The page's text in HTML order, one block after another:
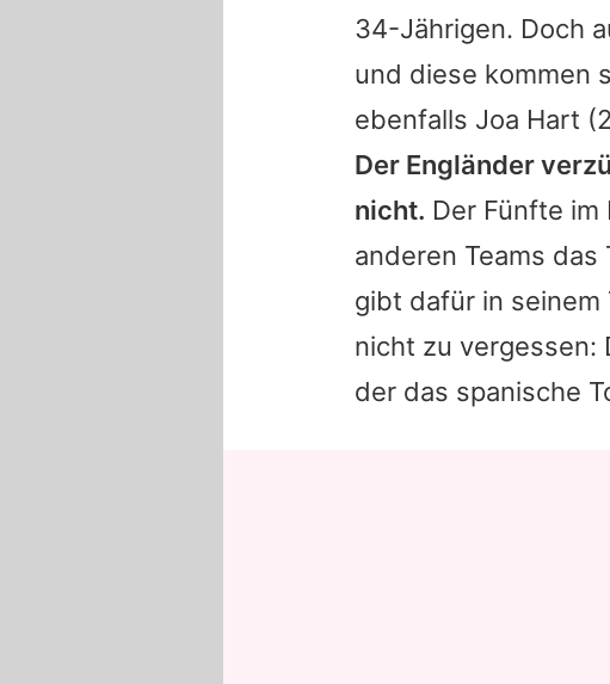
34-Jährigen. Doch
und diese kommen
ebenfalls Joa Hart
Der Engländer
nicht. Der Fünfte
anderen Teams
gibt dafür in seinem
nicht zu vergessen:
der das spanische